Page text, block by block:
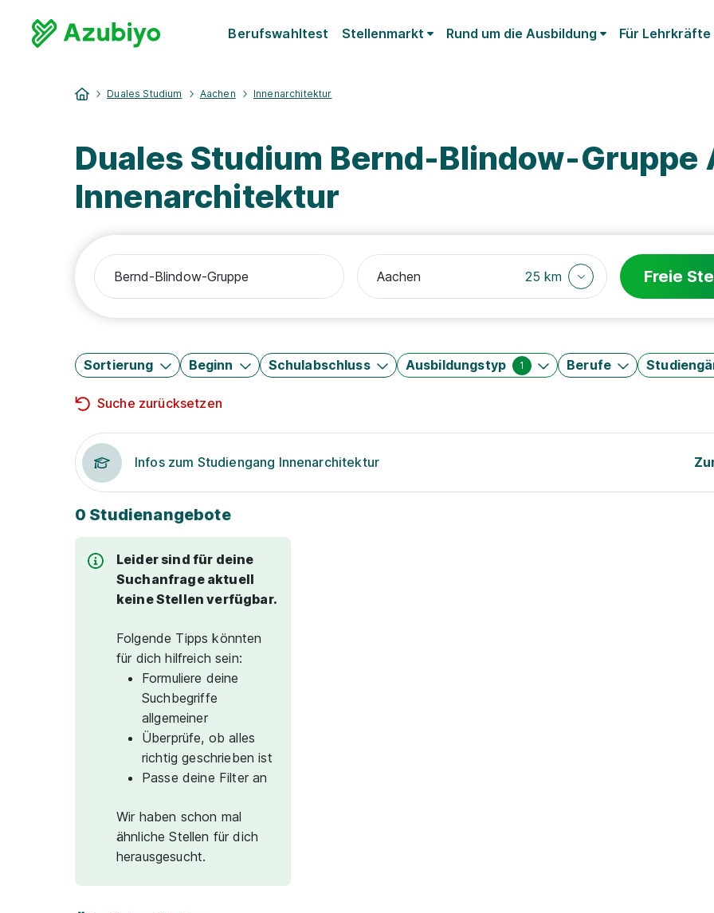
Berufswahltest Stellenmarkt Rund um die Ausbildung Für Lehrkräfte
Duales Studium Aachen Innenarchitektur
Duales Studium Bernd-Blindow-Gruppe
Innenarchitektur
25 km Freie
Sortierung Beginn Schulabschluss Ausbildungstyp 1 Berufe
Suche zurücksetzen
Infos zum Studiengang Innenarchitektur
0 Studienangebote
Leider sind für deine
Suchanfrage aktuell
keine Stellen verfügbar.
Folgende Tipps könnten
für dich hilfreich sein:
Formuliere deine
Suchbegriffe
allgemeiner
Überprüfe, ob alles
richtig geschrieben ist
Passe deine Filter an
Wir haben schon mal
ähnliche Stellen für dich
herausgesucht.